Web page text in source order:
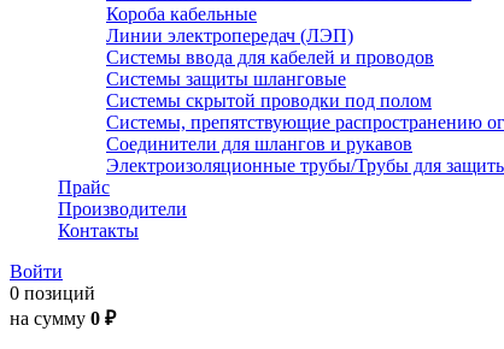
Короба кабельные
Линии электропередач (ЛЭП)
Системы ввода для кабелей и проводов
Системы защиты шланговые
Системы скрытой проводки под полом
Системы, препятствующие распространению
Соединители для шлангов и рукавов
Электроизоляционные трубы/Трубы для
Прайс
Производители
Контакты
Войти
0 позиций
на сумму 0 ₽